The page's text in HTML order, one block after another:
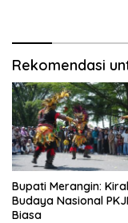
Rekomendasi
Bupati Merangin:
Budaya Nasional
Biasa